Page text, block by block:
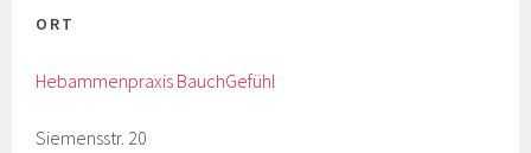
ORT
Hebammenpraxis BauchGefühl
Siemensstr. 20